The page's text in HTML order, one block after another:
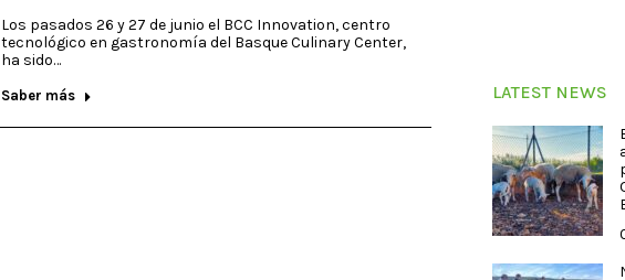
Los pasados 26 y 27 de junio el BCC Innovation, centro
tecnológico en gastronomía del Basque Culinary Center,
ha sido…
Saber más LATEST NEWS